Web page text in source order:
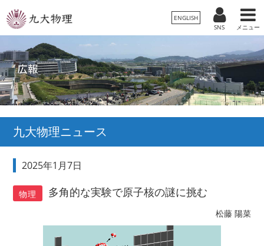
ENGLISH
SNS
メニュー
九大物理ニュース
2025年1月7日
物理 多角的な実験で原子核の謎に挑む
松藤 陽菜